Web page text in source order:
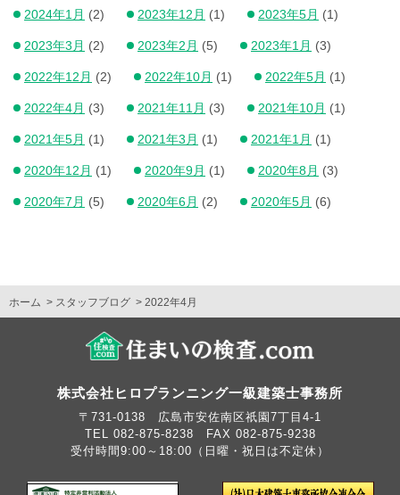
2024年1月 (2) 2023年12月 (1) 2023年5月 (1)
2023年3月 (2) 2023年2月 (5) 2023年1月 (3)
2022年12月 (2) 2022年10月 (1) 2022年5月 (1)
2022年4月 (3) 2021年11月 (3) 2021年10月 (1)
2021年5月 (1) 2021年3月 (1) 2021年1月 (1)
2020年12月 (1) 2020年9月 (1) 2020年8月 (3)
2020年7月 (5) 2020年6月 (2) 2020年5月 (6)
ホーム スタッフブログ 2022年4月
株式会社ヒロプランニング一級建築士事務所
〒731-0138 広島市安佐南区祇園7丁目4-1
TEL 082-875-8238 FAX 082-875-9238
受付時間9:00～18:00（日曜・祝日は不定休）